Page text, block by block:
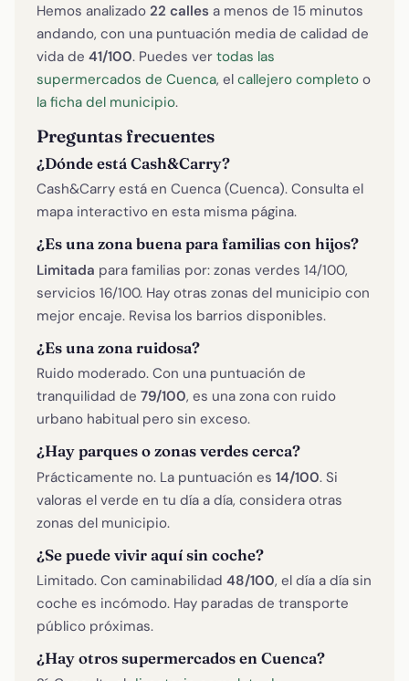
Hemos analizado 22 calles a menos de 15 minutos
andando, con una puntuación media de calidad de
vida de 41/100. Puedes ver todas las
supermercados de Cuenca, el callejero completo o
la ficha del municipio.
Preguntas frecuentes
¿Dónde está Cash&Carry?
Cash&Carry está en Cuenca (Cuenca). Consulta el
mapa interactivo en esta misma página.
¿Es una zona buena para familias con hijos?
Limitada para familias por: zonas verdes 14/100,
servicios 16/100. Hay otras zonas del municipio con
mejor encaje. Revisa los barrios disponibles.
¿Es una zona ruidosa?
Ruido moderado. Con una puntuación de
tranquilidad de 79/100, es una zona con ruido
urbano habitual pero sin exceso.
¿Hay parques o zonas verdes cerca?
Prácticamente no. La puntuación es 14/100. Si
valoras el verde en tu día a día, considera otras
zonas del municipio.
¿Se puede vivir aquí sin coche?
Limitado. Con caminabilidad 48/100, el día a día sin
coche es incómodo. Hay paradas de transporte
público próximas.
¿Hay otros supermercados en Cuenca?